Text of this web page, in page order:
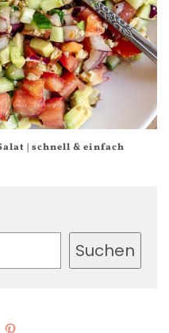
| schnell & einfach
Suchen